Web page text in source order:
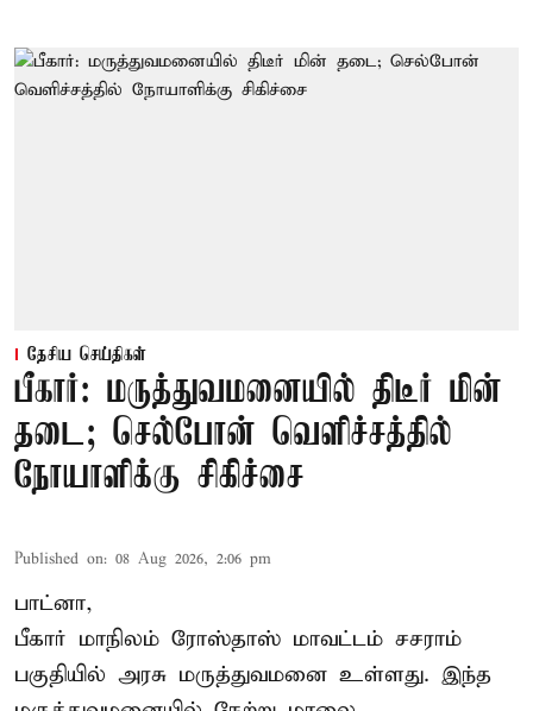
தேசிய செய்திகள்
பீகார்: மருத்துவமனையில் திடீர் மின்
தடை; செல்போன் வெளிச்சத்தில்
நோயாளிக்கு சிகிச்சை
Published on: 08 Aug 2026, 2:06 pm
பாட்னா,
பீகார் மாநிலம் ரோஸ்தாஸ் மாவட்டம் சசராம்
பகுதியில் அரசு மருத்துவமனை உள்ளது. இந்த